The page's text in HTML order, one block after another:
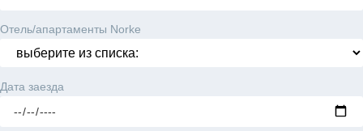
Отель/апартаменты Norke
Дата заезда